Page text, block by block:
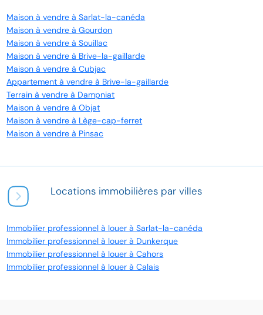
Maison à vendre à Sarlat-la-canéda
Maison à vendre à Gourdon
Maison à vendre à Souillac
Maison à vendre à Brive-la-gaillarde
Maison à vendre à Cubjac
Appartement à vendre à Brive-la-gaillarde
Terrain à vendre à Dampniat
Maison à vendre à Objat
Maison à vendre à Lège-cap-ferret
Maison à vendre à Pinsac
Locations immobilières par villes
Immobilier professionnel à louer à Sarlat-la-canéda
Immobilier professionnel à louer à Dunkerque
Immobilier professionnel à louer à Cahors
Immobilier professionnel à louer à Calais